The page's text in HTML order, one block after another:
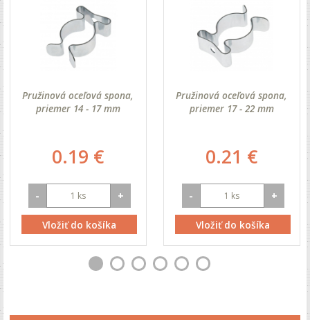
Pružinová oceľová spona,
priemer 14 - 17 mm
0.19 €
- +
Vložiť do košíka
Pružinová oceľová spona,
priemer 17 - 22 mm
0.21 €
- +
Vložiť do košíka